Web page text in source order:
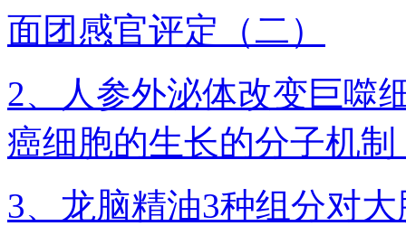
面团感官评定（二）
2、人参外泌体改变巨噬
癌细胞的生长的分子机制
3、龙脑精油3种组分对